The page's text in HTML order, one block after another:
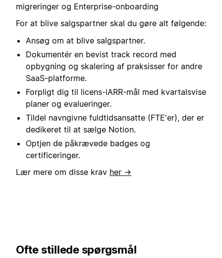
migreringer og Enterprise-onboarding
For at blive salgspartner skal du gøre alt følgende:
Ansøg om at blive salgspartner.
Dokumentér en bevist track record med
opbygning og skalering af praksisser for andre
SaaS-platforme.
Forpligt dig til licens-iARR-mål med kvartalsvise
planer og evalueringer.
Tildel navngivne fuldtidsansatte (FTE'er), der er
dedikeret til at sælge Notion.
Optjen de påkrævede badges og
certificeringer.
Lær mere om disse krav her →
Ofte stillede spørgsmål